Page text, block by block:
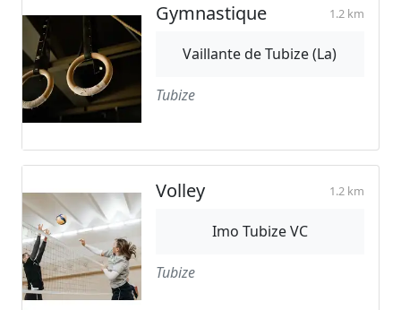
Gymnastique 1.2 km
Vaillante de Tubize (La)
Tubize
Volley 1.2 km
Imo Tubize VC
Tubize